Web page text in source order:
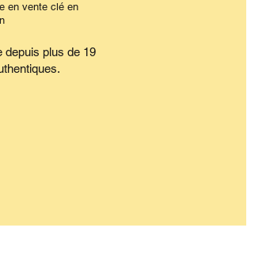
en vente clé en
depuis plus de 19